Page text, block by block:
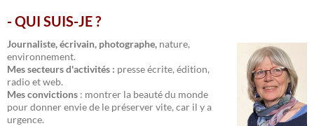
- QUI SUIS-JE ?
Journaliste, écrivain, photographe, nature,
environnement.
Mes secteurs d'activités : presse écrite, édition,
radio et web.
Mes convictions : montrer la beauté du monde
pour donner envie de le préserver vite, car il y a
urgence.